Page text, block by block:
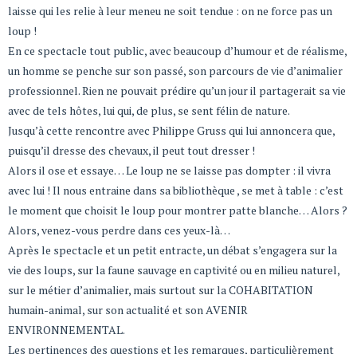
laisse qui les relie à leur meneu ne soit tendue : on ne force pas un
loup !
En ce spectacle tout public, avec beaucoup d’humour et de réalisme,
un homme se penche sur son passé, son parcours de vie d’animalier
professionnel. Rien ne pouvait prédire qu’un jour il partagerait sa vie
avec de tels hôtes, lui qui, de plus, se sent félin de nature.
Jusqu’à cette rencontre avec Philippe Gruss qui lui annoncera que,
puisqu’il dresse des chevaux, il peut tout dresser !
Alors il ose et essaye… Le loup ne se laisse pas dompter : il vivra
avec lui ! Il nous entraine dans sa bibliothèque , se met à table : c’est
le moment que choisit le loup pour montrer patte blanche… Alors ?
Alors, venez-vous perdre dans ces yeux-là…
Après le spectacle et un petit entracte, un débat s’engagera sur la
vie des loups, sur la faune sauvage en captivité ou en milieu naturel,
sur le métier d’animalier, mais surtout sur la COHABITATION
humain-animal, sur son actualité et son AVENIR
ENVIRONNEMENTAL.
Les pertinences des questions et les remarques, particulièrement